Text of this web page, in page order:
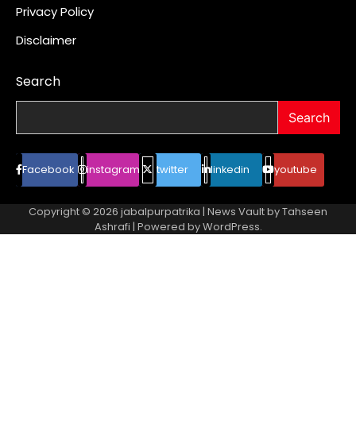
Privacy Policy
Disclaimer
Search
Search
Facebook instagram twitter linkedin youtube
Copyright © 2026 jabalpurpatrika | News Vault byTahseen
Ashrafi | Powered byWordPress.